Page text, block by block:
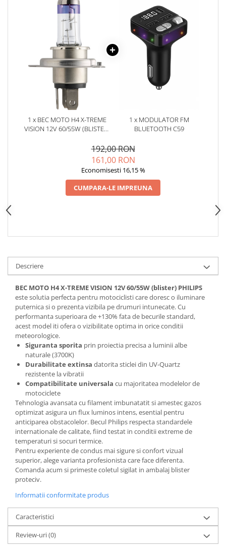
Pompa Spalator Parbriz
Accesorii Camioane
Lampi si Proiectoare Camion
Marcaje si Echipamente de
Siguranta
Accesorii Cabina Camion
Echipamente Electrice si
Echipamente ADR si Utilitare
Aditivi Ulei Motor
Aditivi DPF, Sistem Racire si
Servodirectie
Spray Curatare Frane
Lubrifianti si Spray-uri de Curatare
Vopsitorie, Chituri si Adezivi
Curatare si Detailing Exterior
Articole Auto Sezoniere
Produse de Iarna
Cabluri Pornire
Produse de Vara
Blog
1 x BEC MOTO H4 X-TREME
VISION 12V 60/55W (BLISTER)
1 x MODULATOR FM
BLUETOOTH C59
192,00 RON
161,00 RON
Economisesti 16,15 %
CUMPARA-LE IMPREUNA
Descriere
BEC MOTO H4 X-TREME VISION 12V 60/55W (blister) PHILIPS
este solutia perfecta pentru motociclisti care doresc o iluminare
puternica si o prezenta vizibila pe drumuri intunecate. Cu
performanta superioara de +130% fata de becurile standard,
acest model iti ofera o vizibilitate optima in orice conditii
meteorologice.
Siguranta sporita prin proiectia precisa a luminii albe
naturale (3700K)
Durabilitate extinsa datorita sticlei din UV-Quartz
rezistente la vibratii
Compatibilitate universala cu majoritatea modelelor de
motociclete
Tehnologia avansata cu filament imbunatatit si amestec gazos
optimizat asigura un flux luminos intens, esential pentru
anticiparea obstacolelor. Becul Philips respecta standardele
internationale de calitate, fiind testat in conditii extreme de
temperaturi si socuri termice.
Pentru experiente de condus mai sigure si confort vizual
superior, alege varianta profesionista care face diferenta.
Comanda acum si primeste coletul sigilat in ambalaj blister
proteciv.
Informatii conformitate produs
Caracteristici
Review-uri(0)